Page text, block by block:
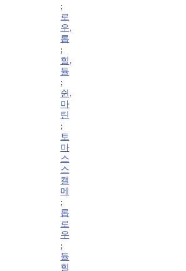
;
로
우,
롭
;
힐,
듈
;
쉰,
마
틴
;
토
마
스
스
캘
메
;
롭
로
우
;
듈
힐